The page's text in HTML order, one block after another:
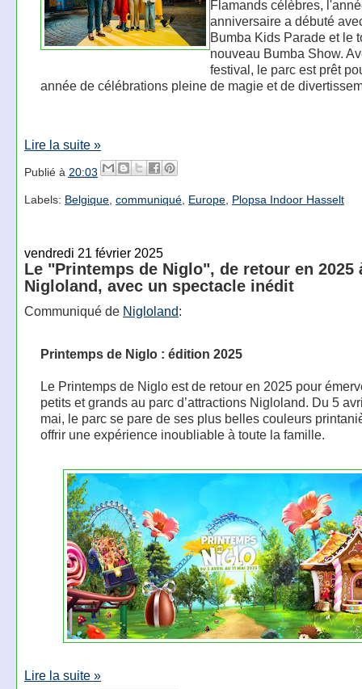
Flamands célèbres,
anniversaire a débuté
Bumba Kids Parade et le
nouveau Bumba Show.
festival, le parc est prêt
année de célébrations pleine de magie et de
Lire la suite »
Publié à 20:03
Labels: Belgique, communiqué, Europe, Plopsa Indoor Hasselt
vendredi 21 février 2025
Le "Printemps de Niglo", de retour en 2025
Nigloland, avec un spectacle inédit
Communiqué de Nigloland:
Printemps de Niglo : édition 2025
Le Printemps de Niglo est de retour en 2025 pour
petits et grands au parc d’attractions Nigloland. Du 5
mai, le parc se pare de ses plus belles couleurs
offrir une expérience inoubliable à toute la famille.
Lire la suite »